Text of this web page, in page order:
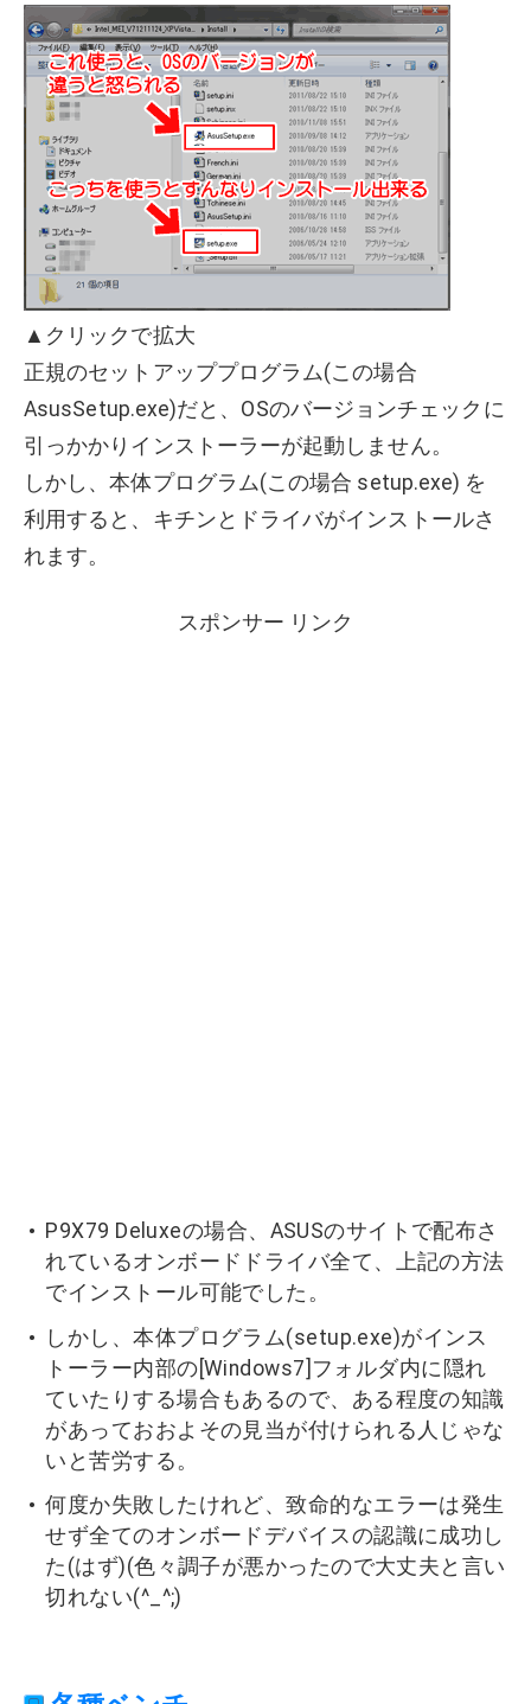
▲クリックで拡大
正規のセットアッププログラム(この場合
AsusSetup.exe)だと、OSのバージョンチェックに
引っかかりインストーラーが起動しません。
しかし、本体プログラム(この場合 setup.exe) を
利用すると、キチンとドライバがインストールさ
れます。
スポンサー リンク
P9X79 Deluxeの場合、ASUSのサイトで配布さ
れているオンボードドライバ全て、上記の方法
でインストール可能でした。
しかし、本体プログラム(setup.exe)がインス
トーラー内部の[Windows7]フォルダ内に隠れ
ていたりする場合もあるので、ある程度の知識
があっておおよその見当が付けられる人じゃな
いと苦労する。
何度か失敗したけれど、致命的なエラーは発生
せず全てのオンボードデバイスの認識に成功し
た(はず)(色々調子が悪かったので大丈夫と言い
切れない(^_^;)